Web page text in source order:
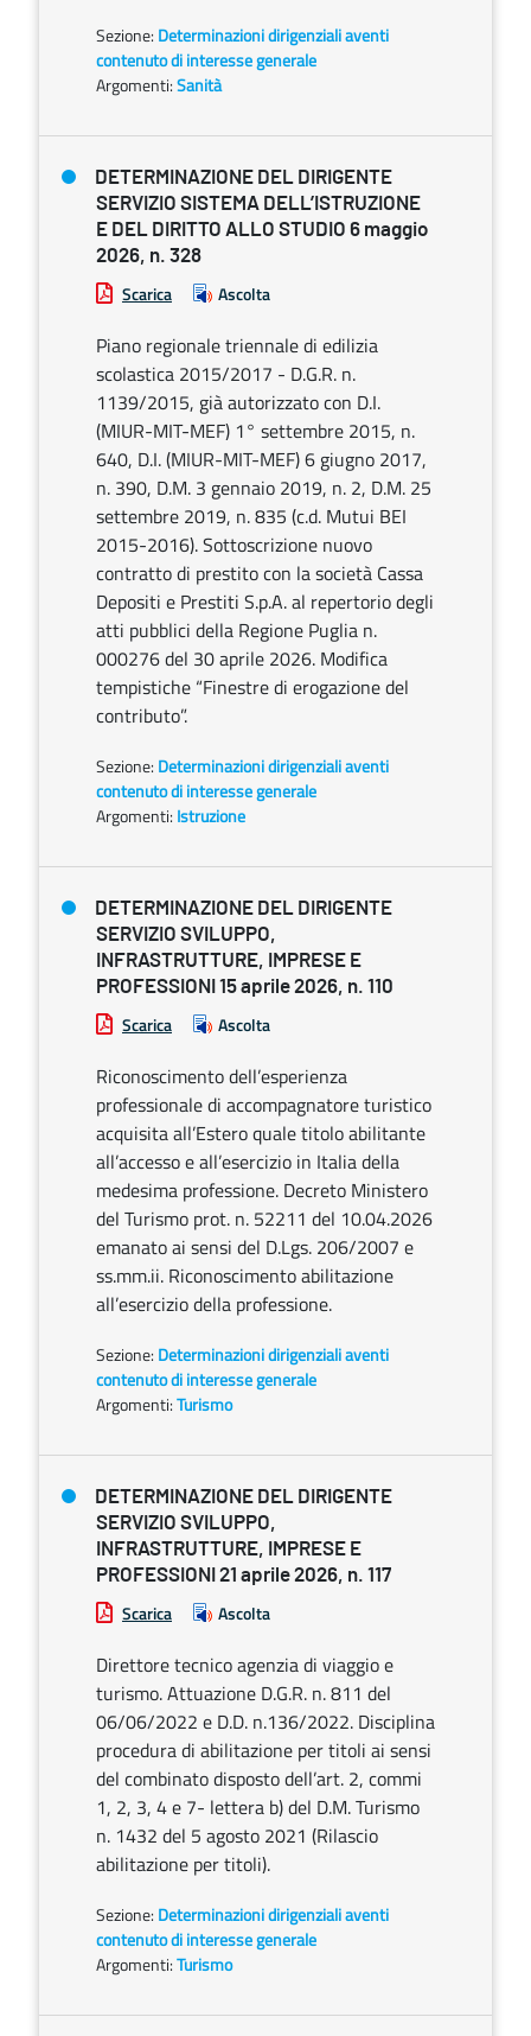
Sezione: Determinazioni dirigenziali aventi
contenuto di interesse generale
Argomenti:Sanità
DETERMINAZIONE DEL DIRIGENTE
SERVIZIO SISTEMA DELL’ISTRUZIONE
E DEL DIRITTO ALLO STUDIO 6 maggio
2026, n. 328
Scarica Ascolta
Piano regionale triennale di edilizia
scolastica 2015/2017 - D.G.R. n.
1139/2015, già autorizzato con D.I.
(MIUR-MIT-MEF) 1° settembre 2015, n.
640, D.I. (MIUR-MIT-MEF) 6 giugno 2017,
n. 390, D.M. 3 gennaio 2019, n. 2, D.M. 25
settembre 2019, n. 835 (c.d. Mutui BEI
2015-2016). Sottoscrizione nuovo
contratto di prestito con la società Cassa
Depositi e Prestiti S.p.A. al repertorio degli
atti pubblici della Regione Puglia n.
000276 del 30 aprile 2026. Modifica
tempistiche “Finestre di erogazione del
contributo”.
Sezione: Determinazioni dirigenziali aventi
contenuto di interesse generale
Argomenti: Istruzione
DETERMINAZIONE DEL DIRIGENTE
SERVIZIO SVILUPPO,
INFRASTRUTTURE, IMPRESE E
PROFESSIONI 15 aprile 2026, n. 110
Scarica Ascolta
Riconoscimento dell’esperienza
professionale di accompagnatore turistico
acquisita all’Estero quale titolo abilitante
all’accesso e all’esercizio in Italia della
medesima professione. Decreto Ministero
del Turismo prot. n. 52211 del 10.04.2026
emanato ai sensi del D.Lgs. 206/2007 e
ss.mm.ii. Riconoscimento abilitazione
all’esercizio della professione.
Sezione: Determinazioni dirigenziali aventi
contenuto di interesse generale
Argomenti:Turismo
DETERMINAZIONE DEL DIRIGENTE
SERVIZIO SVILUPPO,
INFRASTRUTTURE, IMPRESE E
PROFESSIONI 21 aprile 2026, n. 117
Scarica Ascolta
Direttore tecnico agenzia di viaggio e
turismo. Attuazione D.G.R. n. 811 del
06/06/2022 e D.D. n.136/2022. Disciplina
procedura di abilitazione per titoli ai sensi
del combinato disposto dell’art. 2, commi
1, 2, 3, 4 e 7- lettera b) del D.M. Turismo
n. 1432 del 5 agosto 2021 (Rilascio
abilitazione per titoli).
Sezione: Determinazioni dirigenziali aventi
contenuto di interesse generale
Argomenti:Turismo